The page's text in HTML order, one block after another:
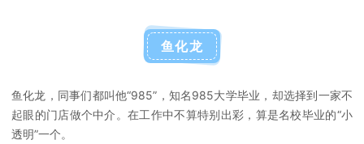
鱼化龙
鱼化龙，同事们都叫他“985”，知名985大学毕业，却选择到一家不
起眼的门店做个中介。在工作中不算特别出彩，算是名校毕业的“小
透明”一个。